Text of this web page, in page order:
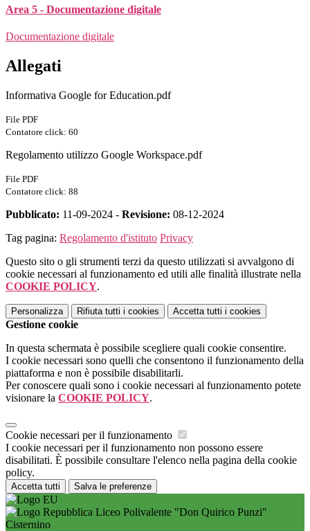
Area 5 - Documentazione digitale
Documentazione digitale
Allegati
Informativa Google for Education.pdf
File PDF
Contatore click: 60
Regolamento utilizzo Google Workspace.pdf
File PDF
Contatore click: 88
Pubblicato: 11-09-2024 - Revisione: 08-12-2024
Tag pagina: Regolamento d'istituto Privacy
Questo sito o gli strumenti terzi da questo utilizzati si avvalgono di
cookie necessari al funzionamento ed utili alle finalità illustrate nella
COOKIE POLICY.
Personalizza Rifiuta tutti i cookies Accetta tutti i cookies
Gestione cookie
In questa schermata è possibile scegliere quali cookie consentire.
I cookie necessari sono quelli che consentono il funzionamento della
piattaforma e non è possibile disabilitarli.
Per conoscere quali sono i cookie necessari al funzionamento potete
visionare la COOKIE POLICY.
Cookie necessari per il funzionamento
I cookie necessari per il funzionamento non possono essere
disabilitati. È possibile consultare l'elenco nella pagina della cookie
policy.
Accetta tutti Salva le preferenze
Liceo Polivalente "Don Quirico Punzi"
Cisternino